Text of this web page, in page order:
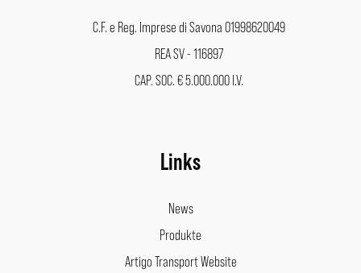
C.F. e Reg. Imprese di Savona 01998620049
REA SV - 116897
CAP. SOC. € 5.000.000 I.V.
Links
News
Produkte
Artigo Transport Website